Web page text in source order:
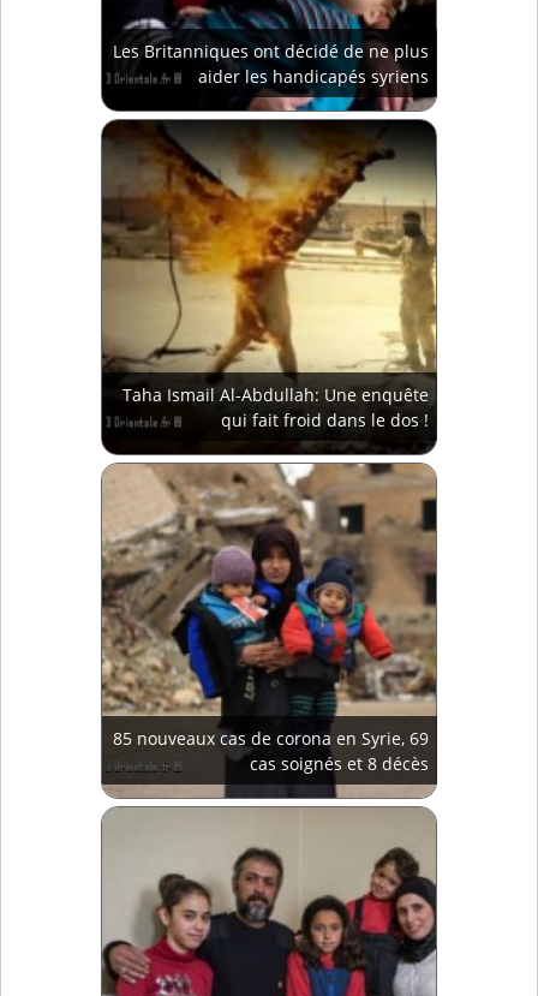
Les Britanniques ont décidé de ne plus
aider les handicapés syriens
Taha Ismail Al-Abdullah: Une enquête
qui fait froid dans le dos !
85 nouveaux cas de corona en Syrie, 69
cas soignés et 8 décès